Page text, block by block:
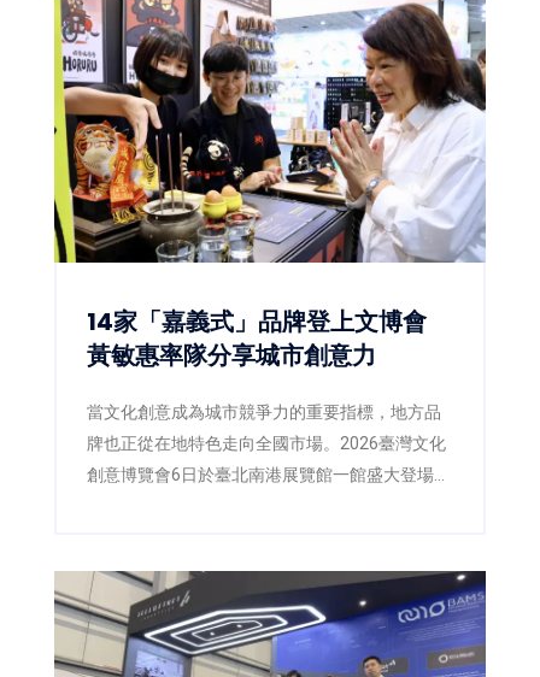
過不同文化背景與創作觀點，激盪出當代木雕藝
術的嶄新能量。同步登場的「2026臺灣國際木雕
競賽作品展」，也自67件參賽作品中精選45件入
選展出，並公布各類組得獎入圍名單，為年度木
雕藝術盛事揭開精彩序幕。
14家「嘉義式」品牌登上文博會
黃敏惠率隊分享城市創意力
當文化創意成為城市競爭力的重要指標，地方品
牌也正從在地特色走向全國市場。2026臺灣文化
創意博覽會6日於臺北南港展覽館一館盛大登場，
展，透過「好生活、好關係、好風格」三大主
軸，將嘉義的生活哲學、人文底蘊與創意設計完
整呈現，向全國分享屬於嘉義的城市文化，也展
現地方品牌邁向文化經濟的新實力。